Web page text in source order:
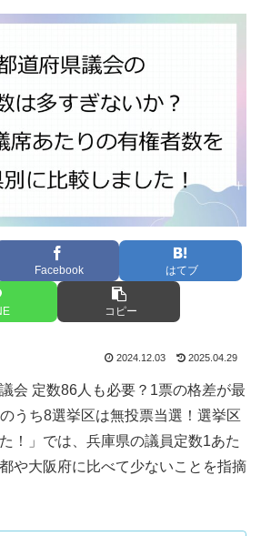
Facebook はてブ
コピー
2024.12.03 2025.04.29
会 定数86人も必要？1票の格差が最
うち8選挙区は無投票当選！選挙区
！」では、兵庫県の議員定数1あた
や大阪府に比べて少ないことを指摘